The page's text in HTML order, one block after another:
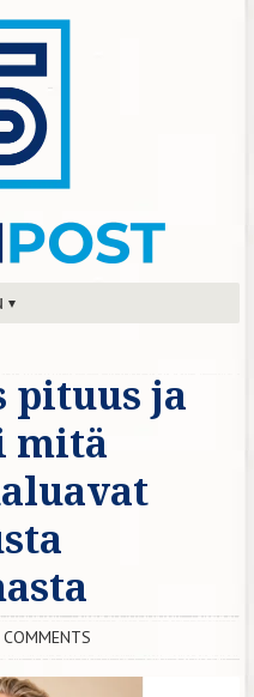
pituus ja
mitä